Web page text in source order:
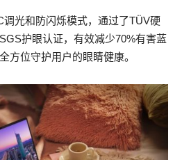
光和防闪烁模式，通过了TÜV硬
护眼认证，有效减少70%有害蓝
方位守护用户的眼睛健康。